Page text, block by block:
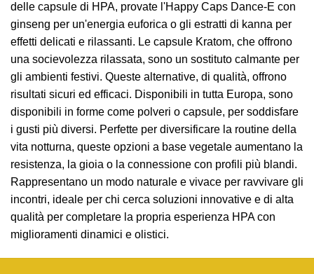
delle capsule di HPA, provate l'Happy Caps Dance-E con
ginseng per un'energia euforica o gli estratti di kanna per
effetti delicati e rilassanti. Le capsule Kratom, che offrono
una socievolezza rilassata, sono un sostituto calmante per
gli ambienti festivi. Queste alternative, di qualità, offrono
risultati sicuri ed efficaci. Disponibili in tutta Europa, sono
disponibili in forme come polveri o capsule, per soddisfare
i gusti più diversi. Perfette per diversificare la routine della
vita notturna, queste opzioni a base vegetale aumentano la
resistenza, la gioia o la connessione con profili più blandi.
Rappresentano un modo naturale e vivace per ravvivare gli
incontri, ideale per chi cerca soluzioni innovative e di alta
qualità per completare la propria esperienza HPA con
miglioramenti dinamici e olistici.